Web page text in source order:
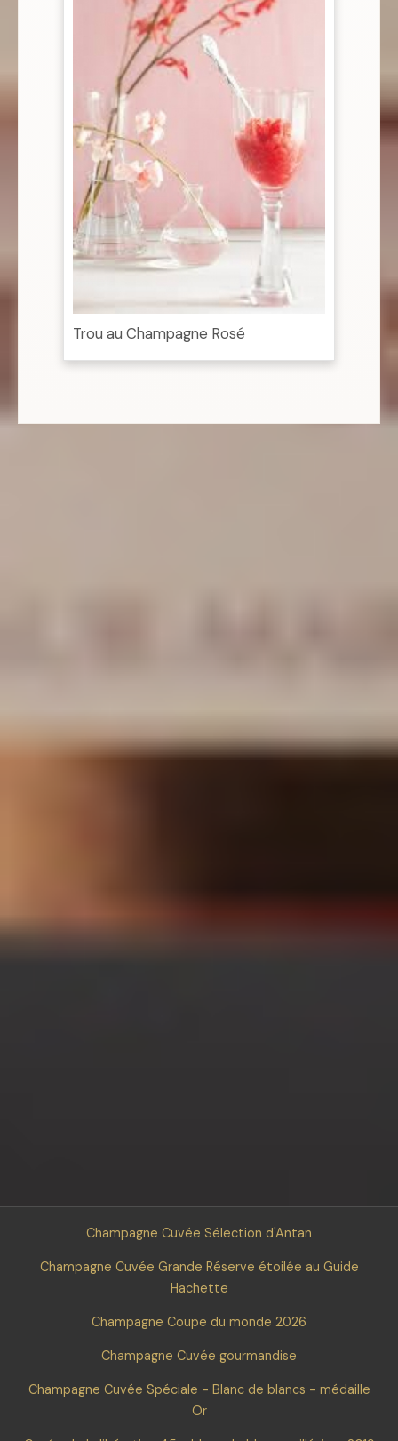
Trou au Champagne Rosé
Champagne Cuvée Sélection d'Antan
Champagne Cuvée Grande Réserve étoilée au Guide
Hachette
Champagne Coupe du monde 2026
Champagne Cuvée gourmandise
Champagne Cuvée Spéciale - Blanc de blancs - médaille
Or